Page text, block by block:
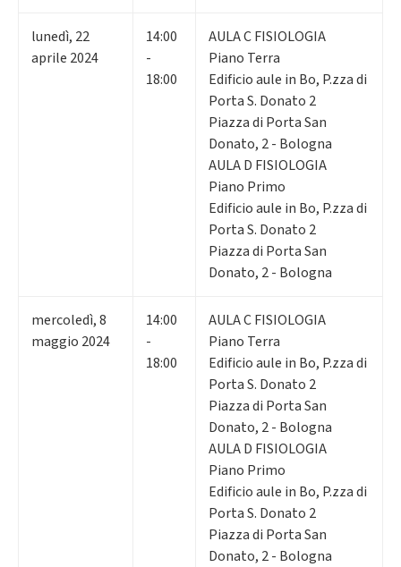
lunedì, 22
aprile 2024
14:00
-
18:00
AULA C FISIOLOGIA
Piano Terra
Edificio aule in Bo, P.zza di
Porta S. Donato 2
Piazza di Porta San
Donato, 2 - Bologna
AULA D FISIOLOGIA
Piano Primo
Edificio aule in Bo, P.zza di
Porta S. Donato 2
Piazza di Porta San
Donato, 2 - Bologna
mercoledì,8
maggio 2024
14:00
-
18:00
AULA C FISIOLOGIA
Piano Terra
Edificio aule in Bo, P.zza di
Porta S. Donato 2
Piazza di Porta San
Donato, 2 - Bologna
AULA D FISIOLOGIA
Piano Primo
Edificio aule in Bo, P.zza di
Porta S. Donato 2
Piazza di Porta San
Donato, 2 - Bologna